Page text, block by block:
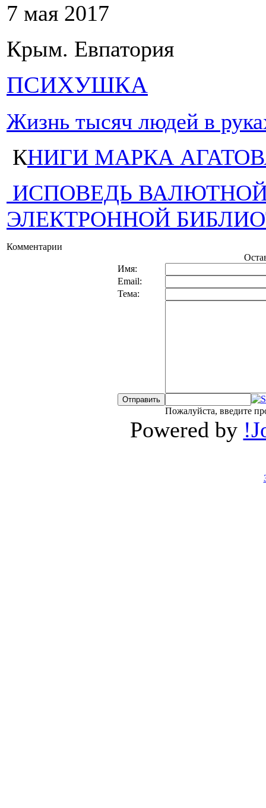
7 мая 2017
Крым. Евпатория
ПСИХУШКА
Жизнь тысяч людей в
КНИГИ МАРКА
ИСПОВЕДЬ
ЭЛЕКТРОННОЙ
Комментарии
Имя:
Email:
Тема:
Пожалуйста, введите
Powered by